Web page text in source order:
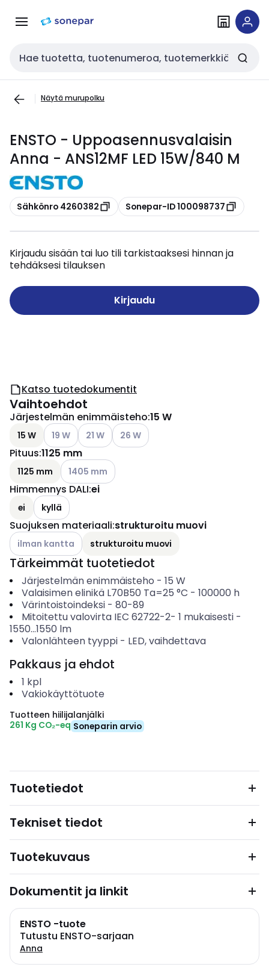
navigointiinsisältöön
Haku
Näytä murupolku
ENSTO - Uppoasennusvalaisin
Anna - ANS12MF LED 15W/840 M
Kopioi
Sähkönro 4260382 Kopioi
Sonepar-ID 100098737
Kirjaudu sisään tai luo tili tarkistaaksesi hinnan ja
tehdäksesi tilauksen
Kirjaudu
Katso tuotedokumentit
Vaihtoehdot
Järjestelmän enimmäisteho:15 W
15 W Katso käytettävissä olevat vaihtoehdot
19 W Katso käytettävissä olevat vaihtoehdot
21 W Katso käytettävissä olevat
26 W
Pituus:1125 mm
1125 mm Katso käytettävissä olevat vaihtoehdot
1405 mm
Himmennys DALI:ei
ei kyllä
Suojuksen materiaali:strukturoitu muovi
Katso käytettävissä olevat vaihtoehdot
ilman kantta strukturoitu muovi
Tärkeimmät tuotetiedot
Järjestelmän enimmäisteho - 15 W
Valaisimen elinikä L70B50 Ta=25 °C - 100000 h
Värintoistoindeksi- 80-89
Mitoitettu valovirta IEC 62722-2- 1 mukaisesti-
1550...1550 lm
Valonlähteen tyyppi- LED, vaihdettava
Pakkaus ja ehdot
1 kpl
Vakiokäyttötuote
Tuotteen hiilijalanjälki
261 Kg CO₂-eq Soneparin arvio
Tuotetiedot
Tekniset tiedot
Tuotekuvaus
Dokumentit ja linkit
ENSTO -tuote
Tutustu ENSTO-sarjaan
Anna